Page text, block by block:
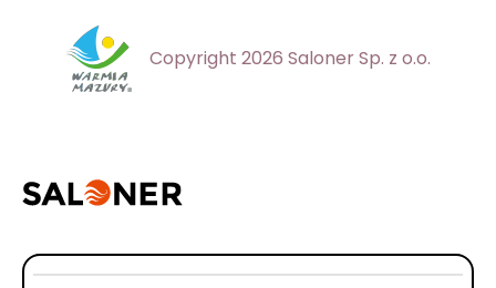
Copyright 2026 Saloner Sp. z o.o.